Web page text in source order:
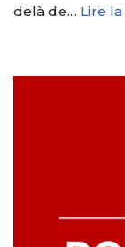
delà de… Lire